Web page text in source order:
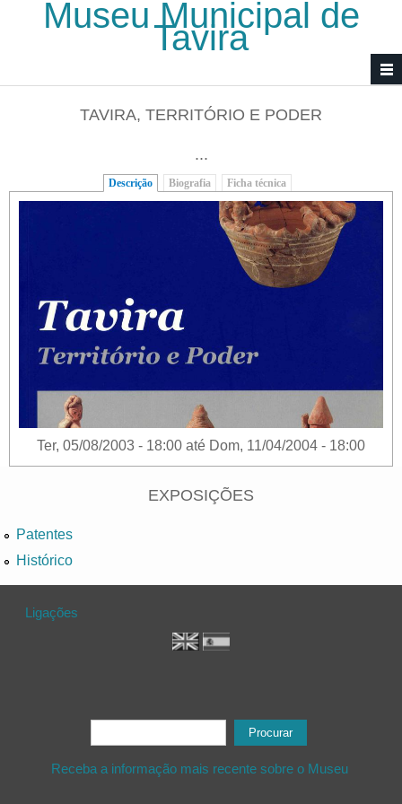
Passar para o conteúdo principal
Museu Municipal de
Tavira
TAVIRA, TERRITÓRIO E PODER
...
Descrição (separador ativo)
Biografia Ficha técnica
Ter, 05/08/2003 - 18:00 até Dom, 11/04/2004 - 18:00
EXPOSIÇÕES
Patentes
Histórico
Ligações
Formulário de procura
Receba a informação mais recente sobre o Museu